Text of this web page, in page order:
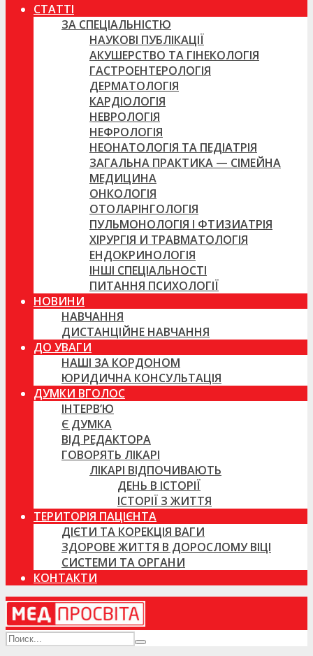
СТАТТІ
ЗА СПЕЦІАЛЬНІСТЮ
НАУКОВІ ПУБЛІКАЦІЇ
АКУШЕРСТВО ТА ГІНЕКОЛОГІЯ
ГАСТРОЕНТЕРОЛОГІЯ
ДЕРМАТОЛОГІЯ
КАРДІОЛОГІЯ
НЕВРОЛОГІЯ
НЕФРОЛОГІЯ
НЕОНАТОЛОГІЯ ТА ПЕДІАТРІЯ
ЗАГАЛЬНА ПРАКТИКА — СІМЕЙНА
МЕДИЦИНА
ОНКОЛОГІЯ
ОТОЛАРІНГОЛОГІЯ
ПУЛЬМОНОЛОГІЯ І ФТИЗИАТРІЯ
ХІРУРГІЯ И ТРАВМАТОЛОГІЯ
ЕНДОКРИНОЛОГІЯ
ІНШІ СПЕЦІАЛЬНОСТІ
ПИТАННЯ ПСИХОЛОГІЇ
НОВИНИ
НАВЧАННЯ
ДИСТАНЦІЙНЕ НАВЧАННЯ
ДО УВАГИ
НАШІ ЗА КОРДОНОМ
ЮРИДИЧНА КОНСУЛЬТАЦІЯ
ДУМКИ ВГОЛОС
ІНТЕРВ’Ю
Є ДУМКА
ВІД РЕДАКТОРА
ГОВОРЯТЬ ЛІКАРІ
ЛІКАРІ ВІДПОЧИВАЮТЬ
ДЕНЬ В ІСТОРІЇ
ІСТОРІЇ З ЖИТТЯ
ТЕРИТОРІЯ ПАЦІЄНТА
ДІЄТИ ТА КОРЕКЦІЯ ВАГИ
ЗДОРОВЕ ЖИТТЯ В ДОРОСЛОМУ ВІЦІ
СИСТЕМИ ТА ОРГАНИ
КОНТАКТИ